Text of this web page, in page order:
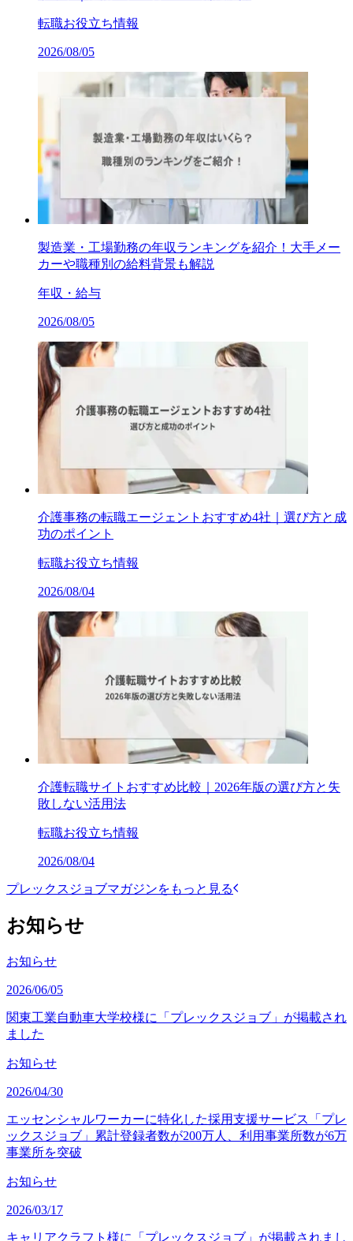
転職お役立ち情報
2026/08/05
製造業・工場勤務の年収ランキングを紹介！大手メー
カーや職種別の給料背景も解説
年収・給与
2026/08/05
介護事務の転職エージェントおすすめ4社｜選び方と成
功のポイント
転職お役立ち情報
2026/08/04
介護転職サイトおすすめ比較｜2026年版の選び方と失
敗しない活用法
転職お役立ち情報
2026/08/04
プレックスジョブマガジンをもっと見る
お知らせ
お知らせ
2026/06/05
関東工業自動車大学校様に「プレックスジョブ」が掲載され
ました
お知らせ
2026/04/30
エッセンシャルワーカーに特化した採用支援サービス「プレ
ックスジョブ」累計登録者数が200万人、利用事業所数が6万
事業所を突破
お知らせ
2026/03/17
キャリアクラフト様に「プレックスジョブ」が掲載されまし